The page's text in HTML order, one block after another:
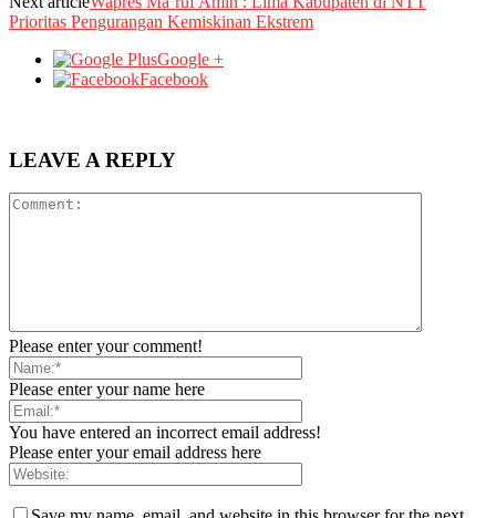
Prioritas Pengurangan Kemiskinan Ekstrem
Google +
Facebook
LEAVE A REPLY
Please enter your comment!
Please enter your name here
You have entered an incorrect email address!
Please enter your email address here